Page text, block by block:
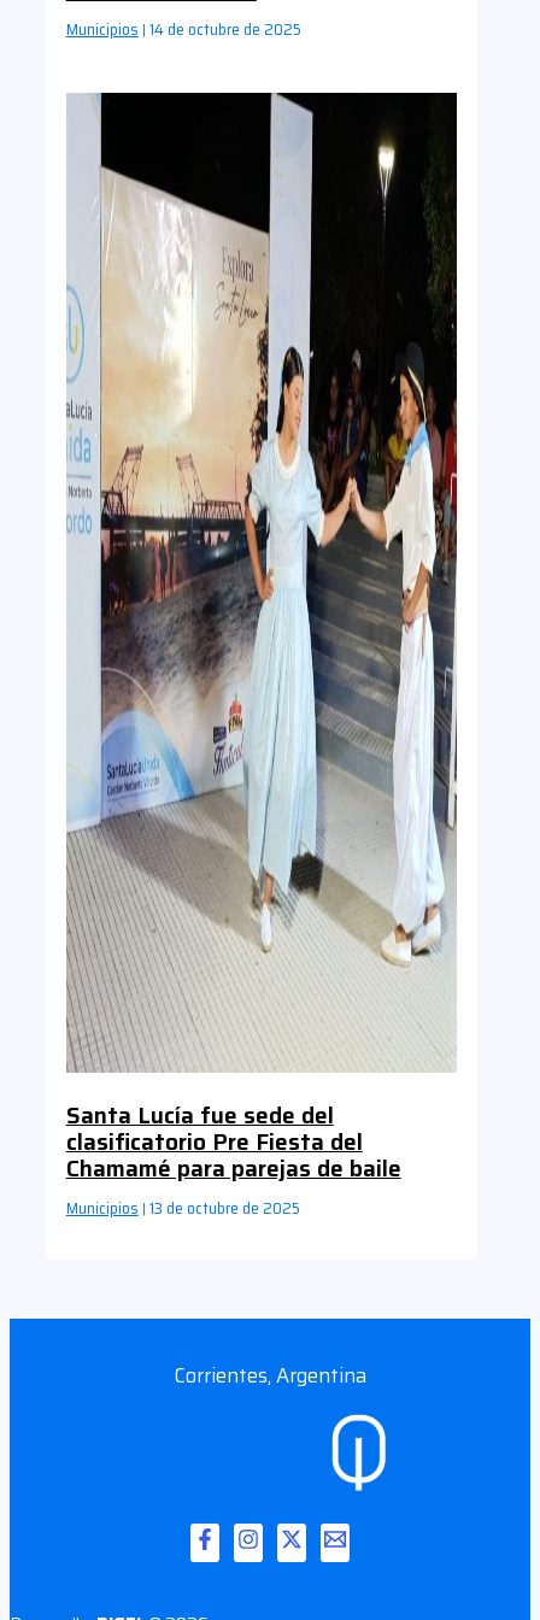
Municipios | 14 de octubre de 2025
Santa Lucía fue sede del
clasificatorio Pre Fiesta del
Chamamé para parejas de baile
Municipios | 13 de octubre de 2025
Corrientes, Argentina